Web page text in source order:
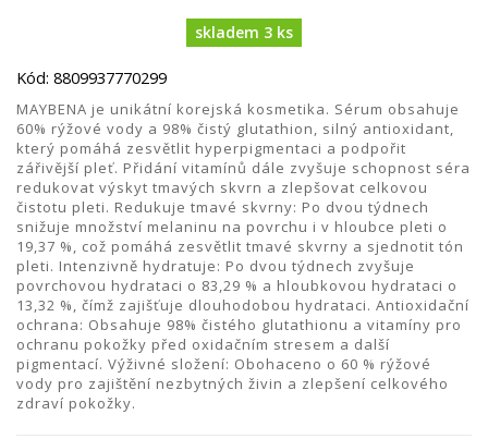
skladem 3 ks
Kód: 8809937770299
MAYBENA je unikátní korejská kosmetika. Sérum obsahuje
60% rýžové vody a 98% čistý glutathion, silný antioxidant,
který pomáhá zesvětlit hyperpigmentaci a podpořit
zářivější pleť. Přidání vitamínů dále zvyšuje schopnost séra
redukovat výskyt tmavých skvrn a zlepšovat celkovou
čistotu pleti. Redukuje tmavé skvrny: Po dvou týdnech
snižuje množství melaninu na povrchu i v hloubce pleti o
19,37 %, což pomáhá zesvětlit tmavé skvrny a sjednotit tón
pleti. Intenzivně hydratuje: Po dvou týdnech zvyšuje
povrchovou hydrataci o 83,29 % a hloubkovou hydrataci o
13,32 %, čímž zajišťuje dlouhodobou hydrataci. Antioxidační
ochrana: Obsahuje 98% čistého glutathionu a vitamíny pro
ochranu pokožky před oxidačním stresem a další
pigmentací. Výživné složení: Obohaceno o 60 % rýžové
vody pro zajištění nezbytných živin a zlepšení celkového
zdraví pokožky.